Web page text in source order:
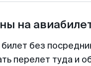
на
без
перелет туда и